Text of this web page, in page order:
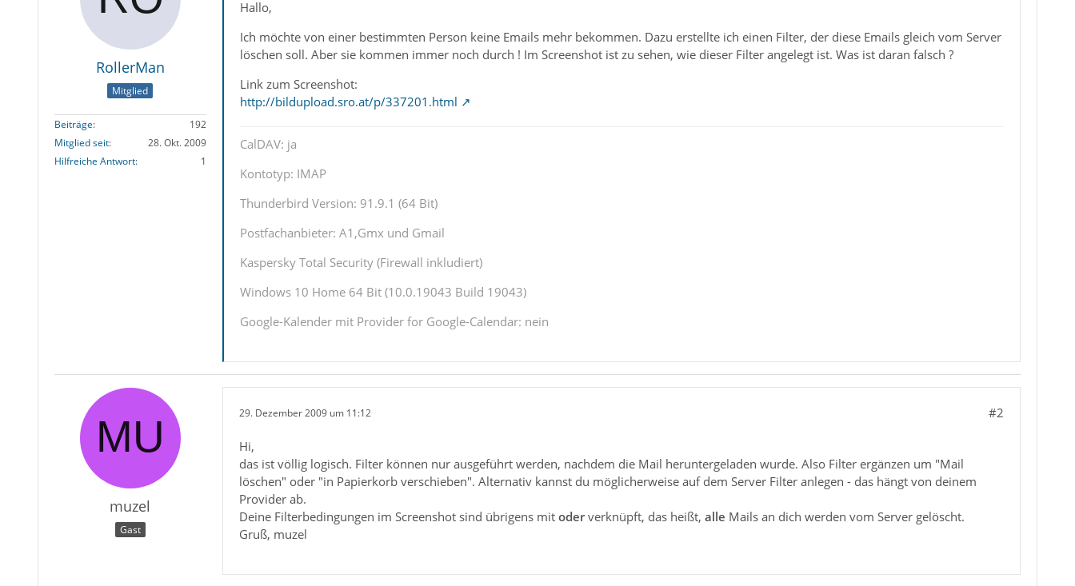
RollerMan
Mitglied
Beiträge
192
Mitglied seit
28. Okt. 2009
Hilfreiche Antwort
1
Hallo,
Ich möchte von einer bestimmten Person keine Emails mehr bekommen. Dazu erstellte ich einen Filter, der diese Emails gleich vom Server
löschen soll. Aber sie kommen immer noch durch ! Im Screenshot ist zu sehen, wie dieser Filter angelegt ist. Was ist daran falsch ?
Link zum Screenshot:
http://bildupload.sro.at/p/337201.html
CalDAV: ja
Kontotyp: IMAP
Thunderbird Version: 91.9.1 (64 Bit)
Postfachanbieter: A1,Gmx und Gmail
Kaspersky Total Security (Firewall inkludiert)
Windows 10 Home 64 Bit (10.0.19043 Build 19043)
Google-Kalender mit Provider for Google-Calendar: nein
muzel
Gast
29. Dezember 2009 um 11:12 #2
Hi,
das ist völlig logisch. Filter können nur ausgeführt werden, nachdem die Mail heruntergeladen wurde. Also Filter ergänzen um "Mail
löschen" oder "in Papierkorb verschieben". Alternativ kannst du möglicherweise auf dem Server Filter anlegen - das hängt von deinem
Provider ab.
Deine Filterbedingungen im Screenshot sind übrigens mit oderverknüpft, das heißt, alle Mails an dich werden vom Server gelöscht.
Gruß, muzel